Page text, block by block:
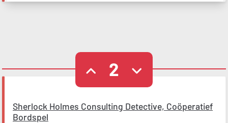
2
Sherlock Holmes Consulting Detective, Coöperatief
Bordspel